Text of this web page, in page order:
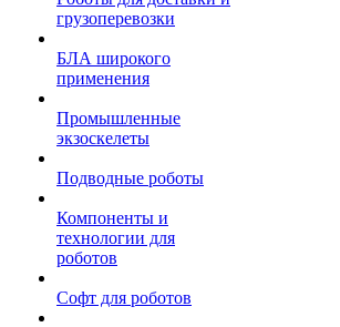
грузоперевозки
БЛА широкого
применения
Промышленные
экзоскелеты
Подводные роботы
Компоненты и
технологии для
роботов
Софт для роботов